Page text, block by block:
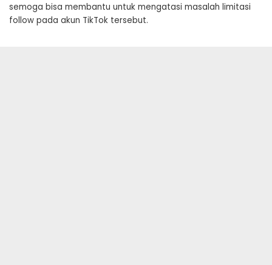
semoga bisa membantu untuk mengatasi masalah limitasi
follow pada akun TikTok tersebut.